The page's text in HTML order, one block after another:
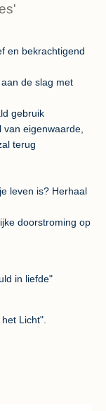
en bekrachtigend
de slag met
gebruik
eigenwaarde,
terug
leven is? Herhaal
doorstroming op
in liefde"
Licht".